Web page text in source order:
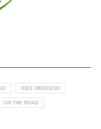
IDEE WEEKEND
ON THE ROAD